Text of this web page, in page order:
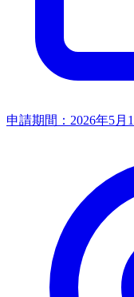
申請期間： 2026年5月